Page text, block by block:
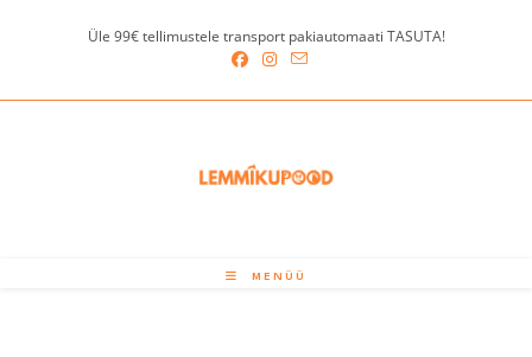
Üle 99€ tellimustele transport pakiautomaati TASUTA!
MENÜÜ